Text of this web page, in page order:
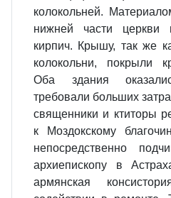
колокольней.
нижней части церкви
кирпич. Крышу, так же
колокольни, покрыли
Оба здания
требовали больших
священники и ктиторы
к Моздокскому
непосредственно
архиепископу в
армянская